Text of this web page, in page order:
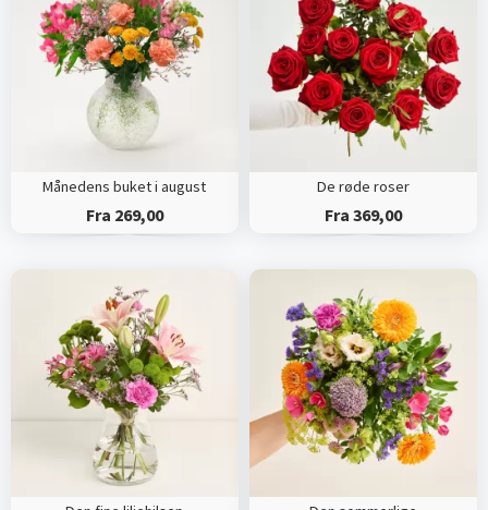
Månedens buket i august
Fra 269,00
De røde roser
Fra 369,00